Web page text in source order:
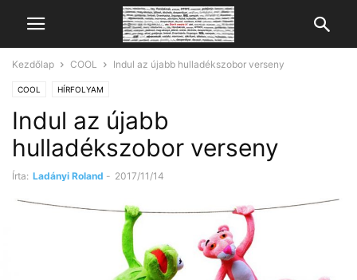
Kezdőlap COOL Indul az újabb hulladékszobor verseny
COOL HÍRFOLYAM
Indul az újabb
hulladékszobor verseny
Írta: Ladányi Roland - 2017/11/14